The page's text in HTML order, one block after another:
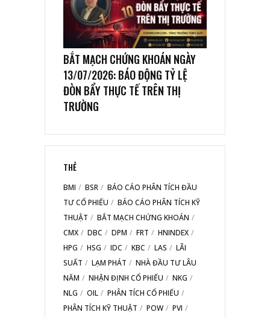
BẮT MẠCH CHỨNG KHOÁN NGÀY
13/07/2026: BÁO ĐỘNG TỶ LỆ
ĐÒN BẨY THỰC TẾ TRÊN THỊ
TRƯỜNG
THẺ
BMI BSR
BÁO CÁO PHÂN TÍCH ĐẦU
TƯ CỔ PHIẾU
BÁO CÁO PHÂN TÍCH KỸ
THUẬT
BẮT MẠCH CHỨNG KHOÁN
CMX
DBC DPM FRT
HNINDEX
HPG
HSG IDC KBC LAS
LÃI
SUẤT
LẠM PHÁT
NHÀ ĐẦU TƯ LÂU
NĂM
NHẬN ĐỊNH CỔ PHIẾU
NKG
NLG
OIL
PHÂN TÍCH CỔ PHIẾU
PHÂN TÍCH KỸ THUẬT
POW
PVI